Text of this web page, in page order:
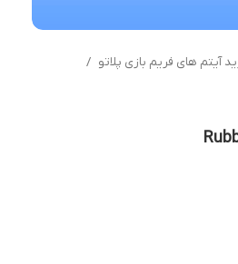
آیتم های فریم بازی پلاتو